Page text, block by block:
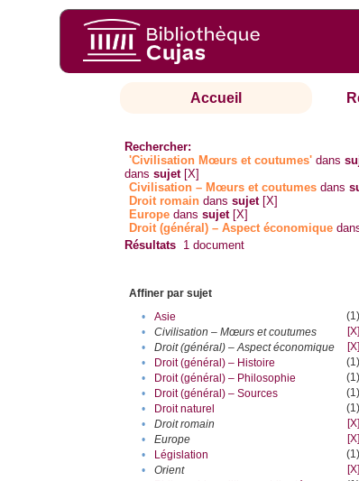
Accueil
Rechercher:
'Civilisation Mœurs et coutumes' dans
danssujet [X]
Civilisation – Mœurs et coutumes dans
Droit romain danssujet [X]
Europe danssujet [X]
Droit (général) – Aspect économique
Résultats 1 document
Affiner par sujet
•
Asie
(1)
•
Civilisation – Mœurs et coutumes
[X]
•
Droit (général) – Aspect économique
[X]
•
Droit (général) – Histoire
(1)
•
Droit (général) – Philosophie
(1)
•
Droit (général) – Sources
(1)
•
Droit naturel
(1)
•
Droit romain
[X]
•
Europe
[X]
•
Législation
(1)
•
Orient
[X]